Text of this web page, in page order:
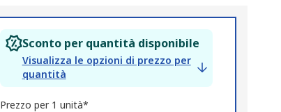
Sconto per quantità disponibile
Visualizza le opzioni di prezzo per
quantità
Prezzo per 1 unità*